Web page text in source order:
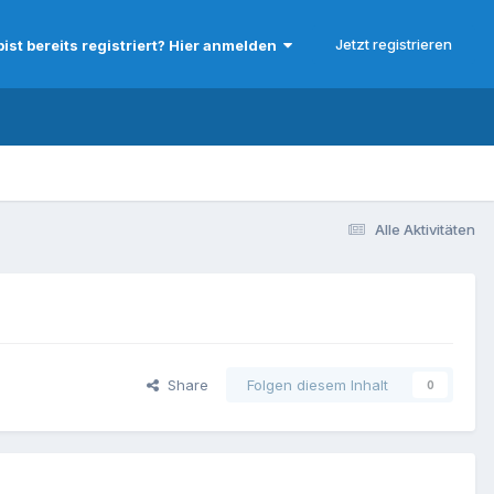
bereits registriert? Hier anmelden Jetzt registrieren
Alle Aktivitäten
Share Folgen diesem Inhalt 0